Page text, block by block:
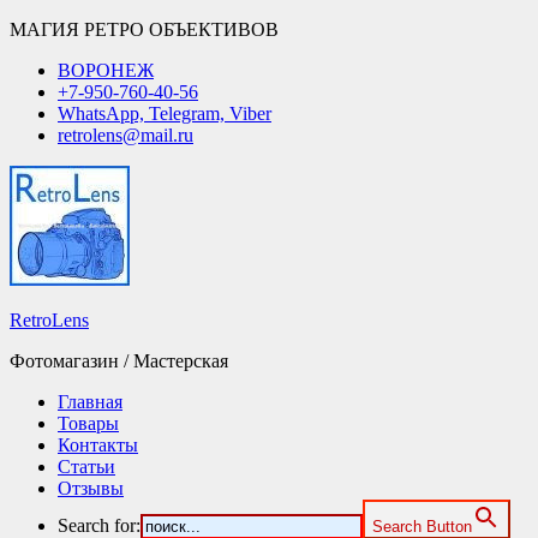
МАГИЯ РЕТРО ОБЪЕКТИВОВ
ВОРОНЕЖ
+7-950-760-40-56
WhatsApp, Telegram, Viber
retrolens@mail.ru
RetroLens
Фотомагазин / Мастерская
Главная
Товары
Контакты
Статьи
Отзывы
Search for:
Search Button